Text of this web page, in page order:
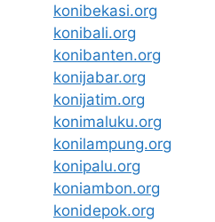
konibekasi.org
konibali.org
konibanten.org
konijabar.org
konijatim.org
konimaluku.org
konilampung.org
konipalu.org
koniambon.org
konidepok.org